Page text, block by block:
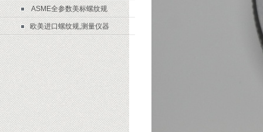
ASME全参数美标螺纹规
欧美进口螺纹规,测量仪器